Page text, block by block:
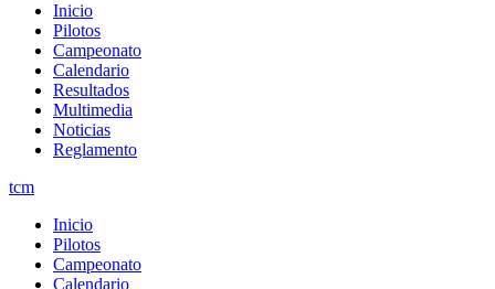
Inicio
Pilotos
Campeonato
Calendario
Resultados
Multimedia
Noticias
Reglamento
tcm
Inicio
Pilotos
Campeonato
Calendario